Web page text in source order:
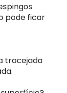
pode ficar
tracejada